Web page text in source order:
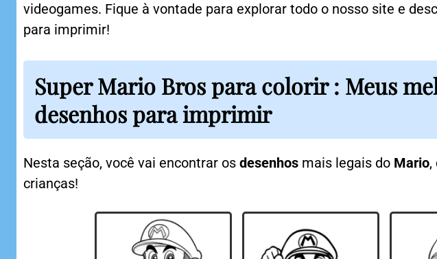
videogames. Fique à vontade para explorar todo o nosso site e
para imprimir!
Super Mario Bros para colorir : Meus
desenhos para imprimir
Nesta seção, você vai encontrar os desenhos mais legais do Mario,
crianças!